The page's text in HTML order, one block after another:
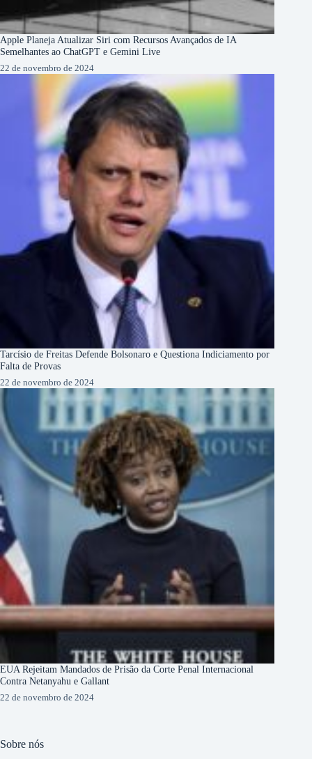
Apple Planeja Atualizar Siri com Recursos Avançados de IA
Semelhantes ao ChatGPT e Gemini Live
22 de novembro de 2024
Tarcísio de Freitas Defende Bolsonaro e Questiona Indiciamento por
Falta de Provas
22 de novembro de 2024
EUA Rejeitam Mandados de Prisão da Corte Penal Internacional
Contra Netanyahu e Gallant
22 de novembro de 2024
Sobre nós